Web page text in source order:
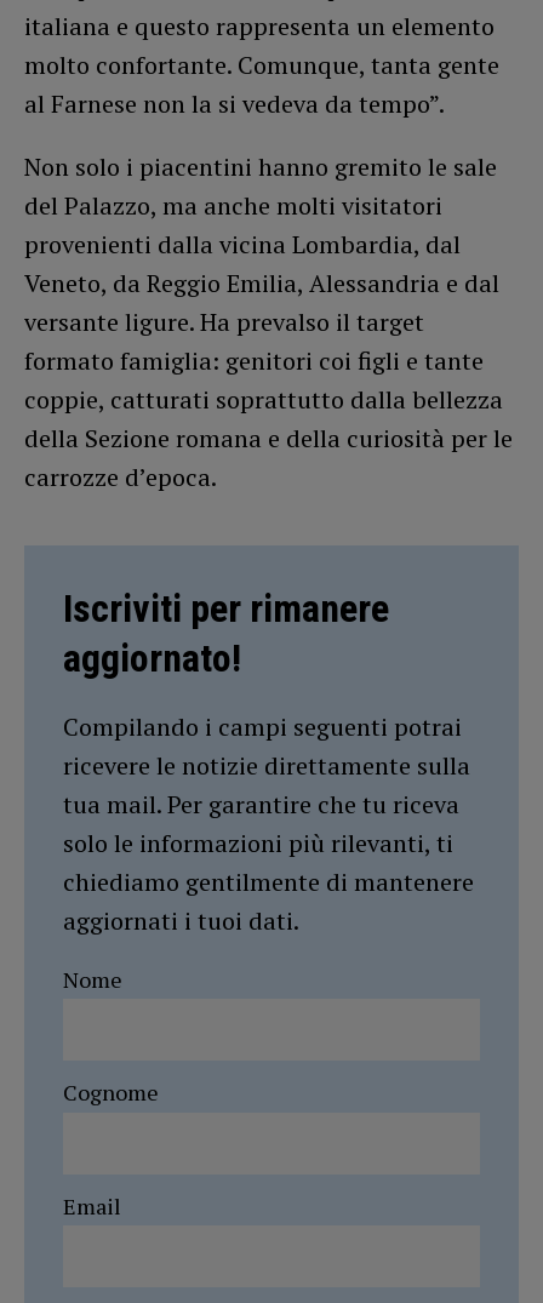
italiana e questo rappresenta un elemento
molto confortante. Comunque, tanta gente
al Farnese non la si vedeva da tempo”.
Non solo i piacentini hanno gremito le sale
del Palazzo, ma anche molti visitatori
provenienti dalla vicina Lombardia, dal
Veneto, da Reggio Emilia, Alessandria e dal
versante ligure. Ha prevalso il target
formato famiglia: genitori coi figli e tante
coppie, catturati soprattutto dalla bellezza
della Sezione romana e della curiosità per le
carrozze d’epoca.
Iscriviti per rimanere
aggiornato!
Compilando i campi seguenti potrai
ricevere le notizie direttamente sulla
tua mail. Per garantire che tu riceva
solo le informazioni più rilevanti, ti
chiediamo gentilmente di mantenere
aggiornati i tuoi dati.
Nome
Cognome
Email